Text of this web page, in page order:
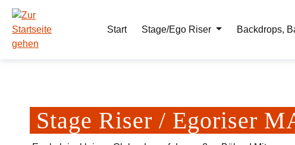
Hauptinhalt springen
Zur Suche springen
Zur Hauptnavigation springen
Start
Stage/Ego Riser Backdrops,
Stage Riser / Egoriser